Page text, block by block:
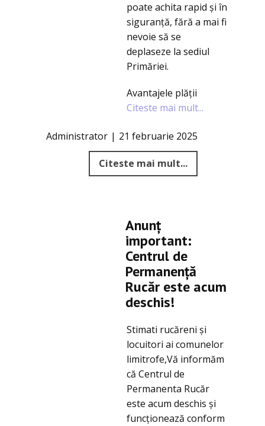
poate achita rapid și în
siguranță, fără a mai fi
nevoie să se
deplaseze la sediul
Primăriei.
Avantajele plății
Citeste mai mult...
Administrator 21 februarie 2025
Citeste mai mult...
Anunț
important:
Centrul de
Permanență
Rucăr este acum
deschis!
Stimati rucăreni și
locuitori ai comunelor
limitrofe,Vă informăm
că Centrul de
Permanenta Rucăr
este acum deschis și
funcționează conform